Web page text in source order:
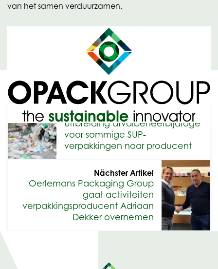
van het samen verduurzamen.
Vorheriger Artikel
Uitbreiding afvalbeheerbijdrage
voor sommige SUP-
verpakkingen naar producent
Nächster Artikel
Oerlemans Packaging Group
gaat activiteiten
verpakkingsproducent Adriaan
Dekker overnemen